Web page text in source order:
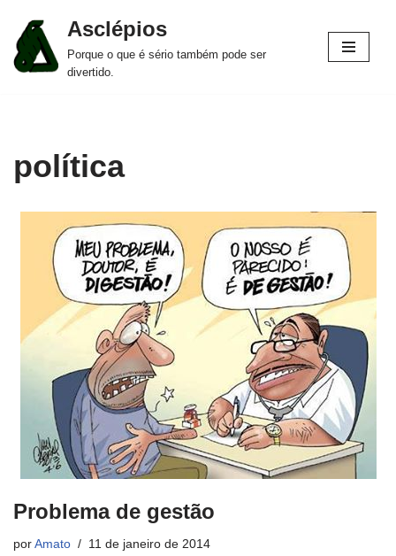
Pular
para
Asclépios
Porque o que é sério também pode ser
divertido.
política
Problema de gestão
por Amato 11 de janeiro de 2014